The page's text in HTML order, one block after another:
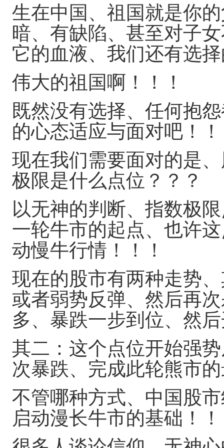
生在中国、祖国就是你
暗、有缺陷、甚至对子
它的血液、我们还有选
伟大的祖国啊！！！
既然没有选择、任何抱
的心态适应与面对吧！
现在我们需要面对的是
极限是什么点位？？？
以无神的判断、指数极
一轮牛市的起点、也许
动慢牛行情！！！
现在的股市有两种走势
或者弱势反弹、然后再
多、暴跌一步到位、然
其二：这个点位开始强
次暴跌、完成此轮熊市
不管哪种方式、中国股
启动漫长牛市的基础！